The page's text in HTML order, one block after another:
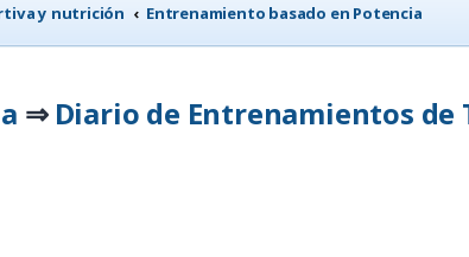
y nutrición Entrenamiento basado en Potencia
⇒ Diario de Entrenamientos de